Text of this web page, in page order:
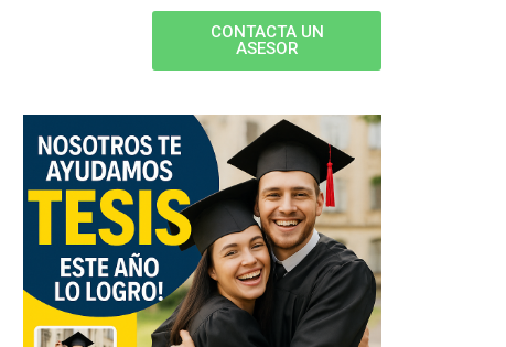
CONTACTA UN
ASESOR